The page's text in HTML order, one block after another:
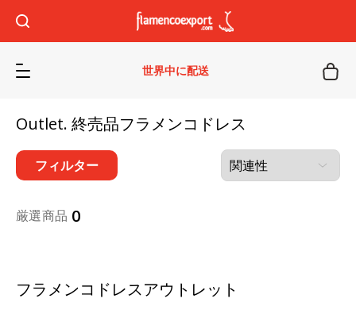
世界中に配送
Outlet. 終売品フラメンコドレス
フィルター
厳選商品 0
フラメンコドレスアウトレット